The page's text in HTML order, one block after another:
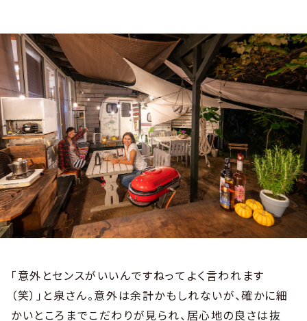
「意外とセンスがいいんですねってよく言われます
（笑）」と泉さん。意外は余計かもしれないが、確かに細
かいところまでこだわりが見られ、居心地の良さは抜